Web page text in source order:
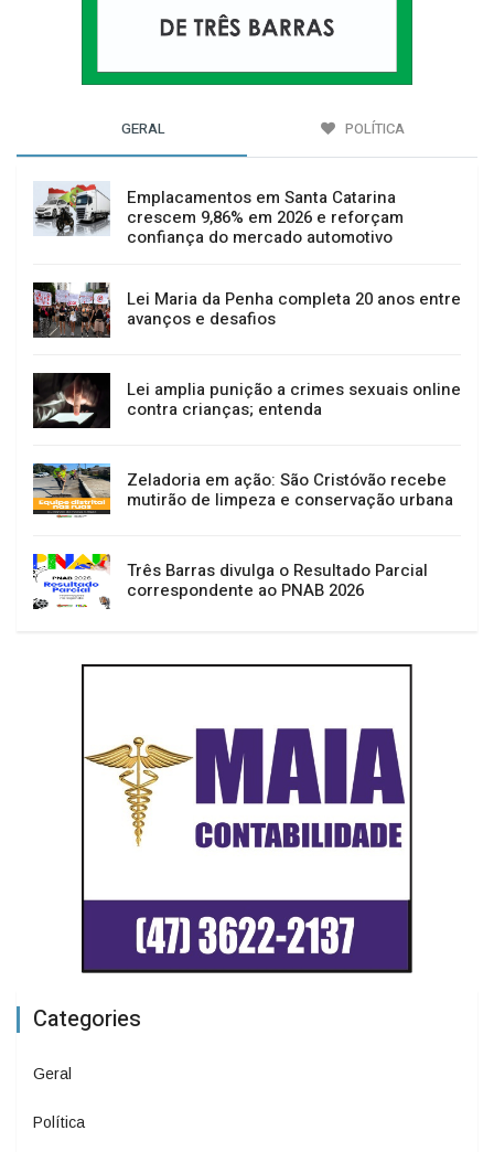
GERAL POLÍTICA
Emplacamentos em Santa Catarina
crescem 9,86% em 2026 e reforçam
confiança do mercado automotivo
Lei Maria da Penha completa 20 anos entre
avanços e desafios
Lei amplia punição a crimes sexuais online
contra crianças; entenda
Zeladoria em ação: São Cristóvão recebe
mutirão de limpeza e conservação urbana
Três Barras divulga o Resultado Parcial
correspondente ao PNAB 2026
Categories
Geral
Política